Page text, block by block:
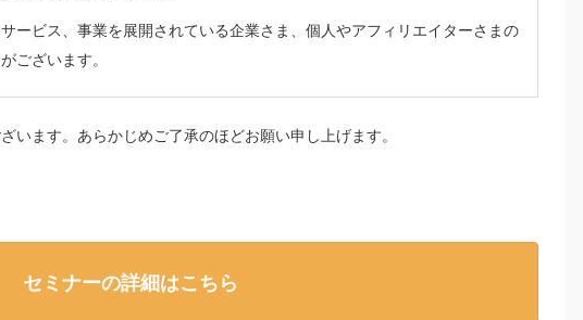
ービス、事業を展開されている企業さま、個人やアフィリエイターさまの
ございます。
います。あらかじめご了承のほどお願い申し上げます。
セミナーの詳細はこちら